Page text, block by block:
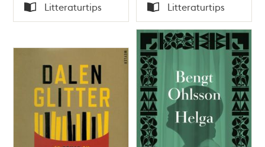
1947 / redigerad av
Bengt G. Grafström
Tid
Typ
Litteraturtips Tid
Typ
Litteraturtips